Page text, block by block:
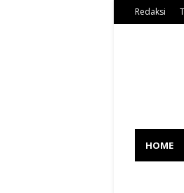
Redaksi
HOME